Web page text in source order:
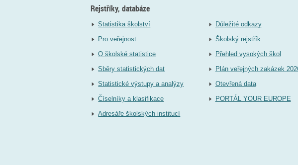
Rejstříky, databáze
Statistika školství
Pro veřejnost
O školské statistice
Sběry statistických dat
Statistické výstupy a analýzy
Číselníky a klasifikace
Adresáře školských institucí
Důležité odkazy
Školský rejstřík
Přehled vysokých škol
Plán veřejných zakázek
Otevřená data
PORTÁL YOUR EUROPE